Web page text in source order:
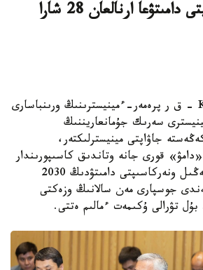
جەڭىل ونەركاسىپتى دامىتۋعا ارنالعان 28 شارا
استانا. KAZINFORM - ق ر پرەمەر-ءمينيسترىنىڭ ورىنباسارى
سەرىك جۇمانعاريننىڭ
جاۋاپتى مينيسترلىكتەر،
قورى جانە وتاندىق كاسىپورىندار
وكىلدەرىمەن بىرگە جەڭىل ونەركاسىپتى دامىتۋدىڭ 2030
جوسپارى مەن سالانىڭ وزەكتى
بۇل تۋرالى ۇكىمەت ءمالىم ەتتى.